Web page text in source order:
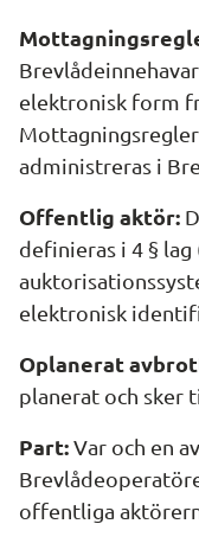
elektronisk form
administreras i
Offentlig aktör:
definieras i 4 § lag
elektronisk
Oplanerat
planerat och sker
Part: Var och en
offentliga